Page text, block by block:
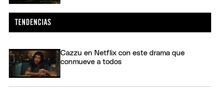
Cazzu en Netflix con este drama que
conmueve a todos